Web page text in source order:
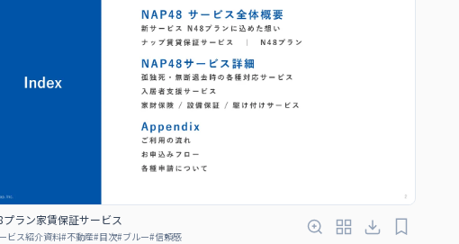
プラン家賃保証サービス
ビス紹介資料#不動産#目次#ブルー#信頼感